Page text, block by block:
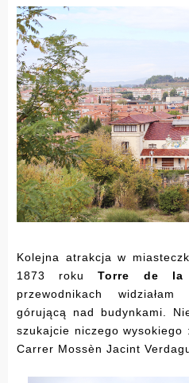
Kolejna atrakcja w
1873 rokuTorre de la
przewodnikach
górującą nad budynkami.
szukajcie niczego
Carrer Mossèn Jacint